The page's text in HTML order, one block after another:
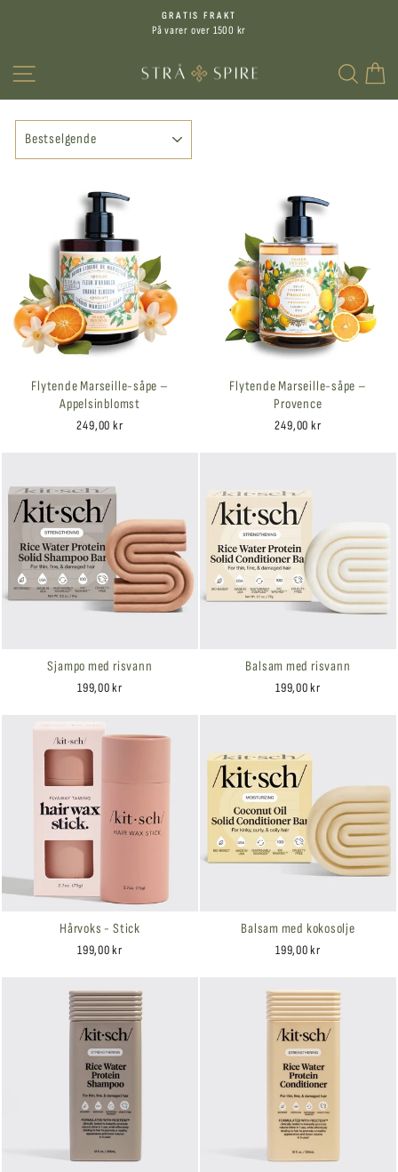
Sett
pause
GRATIS FRAKT
På varer over 1500 kr
SØK
Flytende Marseille-såpe –
Appelsinblomst
249,00 kr
Flytende Marseille-såpe –
Provence
249,00 kr
Sjampo med risvann
199,00 kr
Balsam med risvann
199,00 kr
Hårvoks - Stick
199,00 kr
Balsam med kokosolje
199,00 kr